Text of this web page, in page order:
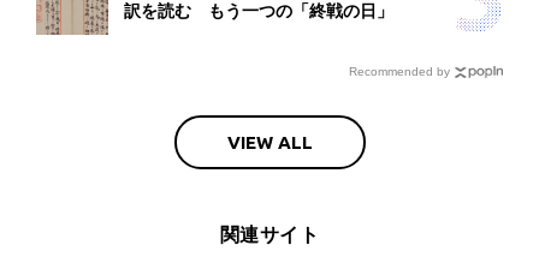
訳を読む もう一つの「終戦の日」
Recommended by
VIEW ALL
関連サイト